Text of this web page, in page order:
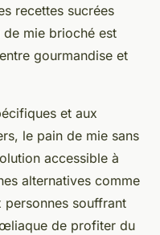
recettes sucrées
mie brioché est
gourmandise et
et aux
le pain de mie sans
accessible à
alternatives comme
souffrant
de profiter du